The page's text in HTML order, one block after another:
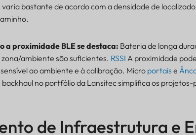
varia bastante de acordo com a densidade de
a proximidade BLE se destaca: Bateria de longa
ambiente são suficientes. RSSI A proximidade
ao ambiente e à calibração. Micro portais e
backhaul no portfólio da Lansitec simplifica os projetos-
de Infraestrutura e